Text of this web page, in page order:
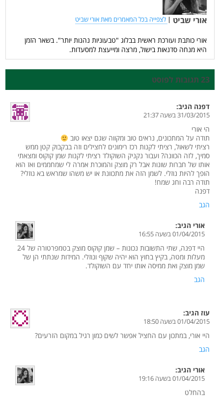
אורי שביט | לצפייה בכל המאמרים מאת אורי שביט
אורי כותבת ועורכת ראשית בבלוג "טבעוניות נהנות יותר". בשאר הזמן
היא מנחה סדנאות בישול, מרצה ומייעצת למסעדות.
23 תגובות לפוסט
דפנה הגיב:
31/03/2015 בשעה 21:37
הי אורי
תודה על המתכונים, נראים טוב ומקווה שגם יצאו טוב
רציתי לשאול, רציתי לקנות רכז רימונים לחצילים וזה בבקבוק קטן ממש
סמיך, לזה הכוונה? ועבור נקניק השוקולד רציתי לקנות שמן קוקוס ומצאתי
אותו של חברות שונות אבל רק מוצק והמוכרת אמרה לי שמחממים ואז הוא
הופך להיות נוזלי. לשמן הזה את מתכוונת או יש משהו שמראש בא נוזלי?
תודה רבה וחג שמח!
דפנה
הגב
אורי הגיב:
01/04/2015 בשעה 16:55
היי דפנה, שתי התשובות נכונות – שמן קוקוס מוצק בטמפרטורה של 24
מעלות ומטה, בקיץ בחוץ הוא יהיה שקוף ונוזלי. המידות שנתתי הן של
שמן מוצק ואת ממיסה אותו יחד עם השוקולד.
הגב
עוז הגיב:
01/04/2015 בשעה 18:50
היי אורי, במתכון עם החציל אפשר לשים כמון רגיל במקום הזרעים?
הגב
אורי הגיב:
01/04/2015 בשעה 19:16
בהחלט